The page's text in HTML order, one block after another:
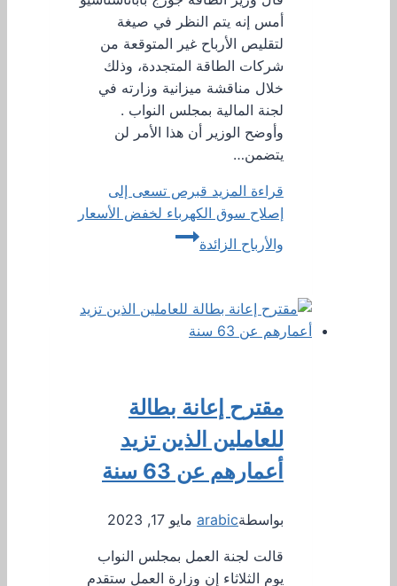
أمس إنه يتم النظر في صيغة
لتقليص الأرباح غير المتوقعة من
شركات الطاقة المتجددة، وذلك
خلال مناقشة ميزانية وزارته في
لجنة المالية بمجلس النواب .
وأوضح الوزير أن هذا الأمر لن
يتضمن…
قراءة المزيد قبرص تسعى إلى
إصلاح سوق الكهرباء لخفض الأسعار
والأرباح الزائدة
مقترح إعانة بطالة
للعاملين الذين تزيد
أعمارهم عن 63 سنة
بواسطةarabic مايو 17, 2023
قالت لجنة العمل بمجلس النواب
يوم الثلاثاء إن وزارة العمل ستقدم